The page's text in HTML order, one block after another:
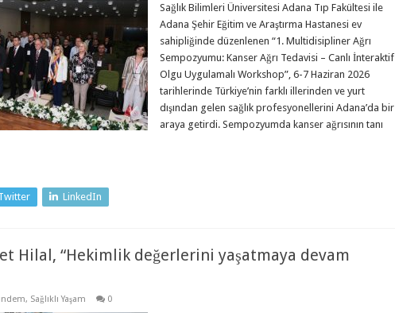
Sağlık Bilimleri Üniversitesi Adana Tıp Fakültesi ile
Adana Şehir Eğitim ve Araştırma Hastanesi ev
sahipliğinde düzenlenen “1. Multidisipliner Ağrı
Sempozyumu: Kanser Ağrı Tedavisi – Canlı İnteraktif
Olgu Uygulamalı Workshop”, 6-7 Haziran 2026
tarihlerinde Türkiye’nin farklı illerinden ve yurt
dışından gelen sağlık profesyonellerini Adana’da bir
araya getirdi. Sempozyumda kanser ağrısının tanı
LinkedIn
Hilal, “Hekimlik değerlerini yaşatmaya devam
, Sağlıklı Yaşam 0